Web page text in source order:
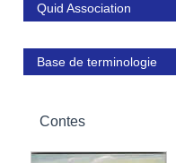
Quid Association
Base de terminologie
Contes